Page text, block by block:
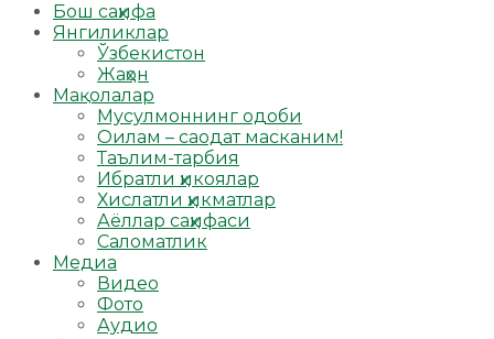
Бош саҳифа
Янгиликлар
Ўзбекистон
Жаҳон
Мақолалар
Мусулмоннинг одоби
Оилам – саодат масканим!
Таълим-тарбия
Ибратли ҳикоялар
Хислатли ҳикматлар
Аёллар саҳифаси
Саломатлик
Медиа
Видео
Фото
Аудио